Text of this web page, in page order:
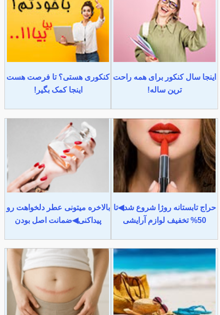
اینجا سال کنکور برای همه راحت
ترین ساله!
کنکوری هستی؟ تا فرصت هست
اینجا کمک بگیر!
حراج تابستانه روژا شروع شد◀تا
50% تخفیف لوازم آرایشی
بالاخره میتونی عطر دلخواهت رو
پیداکنی◀ضمانت اصل بودن